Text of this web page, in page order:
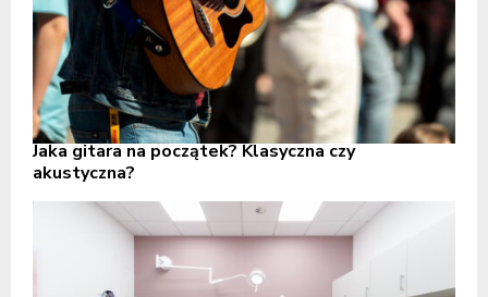
Jaka gitara na początek? Klasyczna czy
akustyczna?